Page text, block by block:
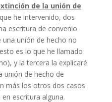
de la unión de
he intervenido, dos
escritura de convenio
unión de hecho no
es lo que he llamado
y la tercera la explicaré
unión de hecho de
más los otros dos casos
escritura alguna.